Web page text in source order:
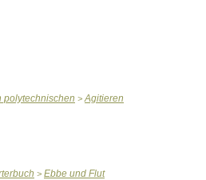
polytechnischen > Agitieren
> Ebbe und Flut